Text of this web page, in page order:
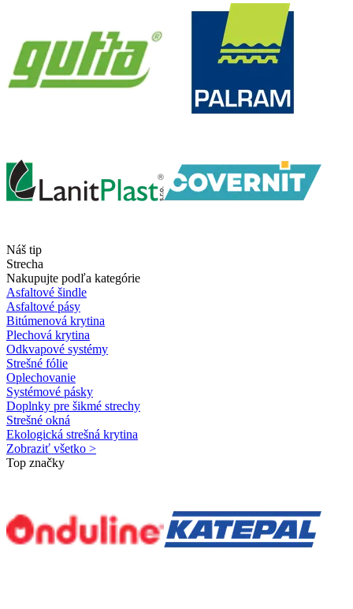
Náš tip
Strecha
Nakupujte podľa kategórie
Asfaltové šindle
Asfaltové pásy
Bitúmenová krytina
Plechová krytina
Odkvapové systémy
Strešné fólie
Oplechovanie
Systémové pásky
Doplnky pre šikmé strechy
Strešné okná
Ekologická strešná krytina
Zobraziť všetko >
Top značky